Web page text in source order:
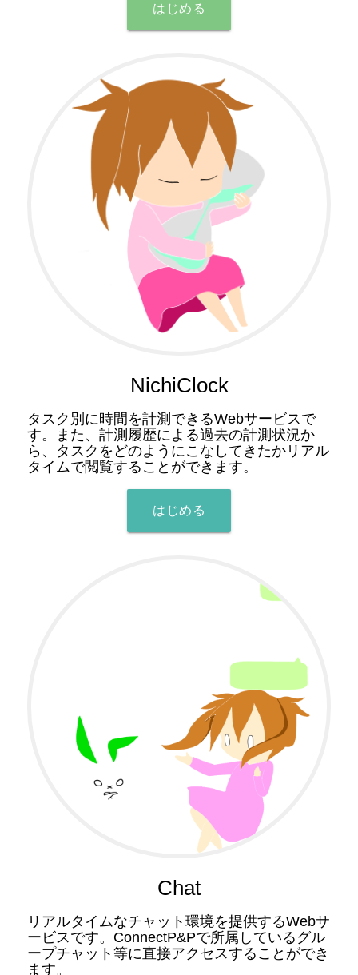
はじめる
NichiClock
タスク別に時間を計測できるWebサービスで
す。また、計測履歴による過去の計測状況か
ら、タスクをどのようにこなしてきたかリアル
タイムで閲覧することができます。
はじめる
Chat
リアルタイムなチャット環境を提供するWebサ
ービスです。ConnectP&Pで所属しているグル
ープチャット等に直接アクセスすることができ
ます。